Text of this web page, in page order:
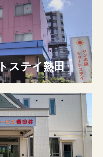
ステイ熱田